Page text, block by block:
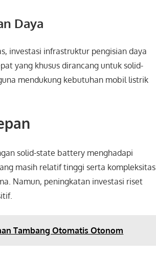
Daya
investasi infrastruktur pengisian daya
yang khusus dirancang untuk solid-
mendukung kebutuhan mobil listrik
solid-state battery menghadapi
masih relatif tinggi serta kompleksitas
Namun, peningkatan investasi riset
Tambang Otomatis Otonom